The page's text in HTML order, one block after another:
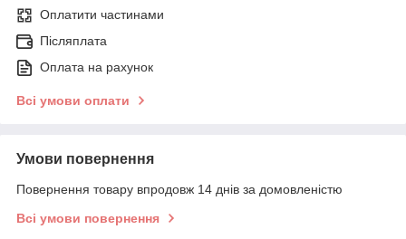
Оплатити частинами
Післяплата
Оплата на рахунок
Всі умови оплати
Умови повернення
Повернення товару впродовж 14 днів за домовленістю
Всі умови повернення